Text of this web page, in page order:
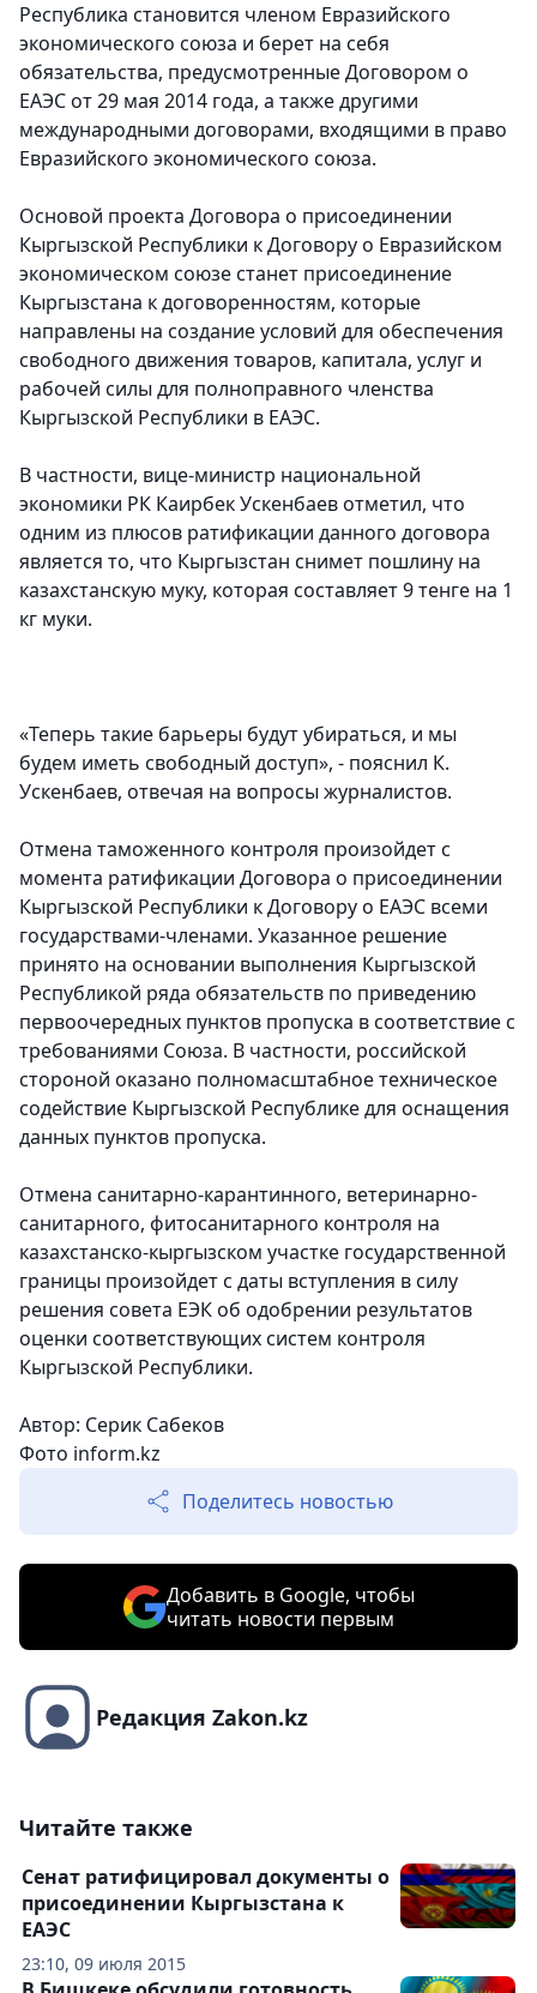
Республика становится членом Евразийского
экономического союза и берет на себя
обязательства, предусмотренные Договором о
ЕАЭС от 29 мая 2014 года, а также другими
международными договорами, входящими в право
Евразийского экономического союза.
Основой проекта Договора о присоединении
Кыргызской Республики к Договору о Евразийском
экономическом союзе станет присоединение
Кыргызстана к договоренностям, которые
направлены на создание условий для обеспечения
свободного движения товаров, капитала, услуг и
рабочей силы для полноправного членства
Кыргызской Республики в ЕАЭС.
В частности, вице-министр национальной
экономики РК Каирбек Ускенбаев отметил, что
одним из плюсов ратификации данного договора
является то, что Кыргызстан снимет пошлину на
казахстанскую муку, которая составляет 9 тенге на 1
кг муки.
«Теперь такие барьеры будут убираться, и мы
будем иметь свободный доступ», - пояснил К.
Ускенбаев, отвечая на вопросы журналистов.
Отмена таможенного контроля произойдет с
момента ратификации Договора о присоединении
Кыргызской Республики к Договору о ЕАЭС всеми
государствами-членами. Указанное решение
принято на основании выполнения Кыргызской
Республикой ряда обязательств по приведению
первоочередных пунктов пропуска в соответствие с
требованиями Союза. В частности, российской
стороной оказано полномасштабное техническое
содействие Кыргызской Республике для оснащения
данных пунктов пропуска.
Отмена санитарно-карантинного, ветеринарно-
санитарного, фитосанитарного контроля на
казахстанско-кыргызском участке государственной
границы произойдет с даты вступления в силу
решения совета ЕЭК об одобрении результатов
оценки соответствующих систем контроля
Кыргызской Республики.
Автор: Серик Сабеков
Фото inform.kz
Поделитесь новостью
Добавить в Google, чтобы
читать новости первым
Редакция Zakon.kz
Читайте также
23:10, 09 июля 2015
Сенат ратифицировал документы о
присоединении Кыргызстана к
ЕАЭС